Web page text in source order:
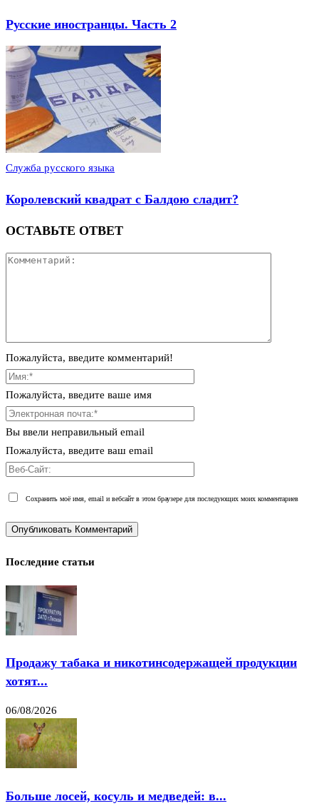
Русские иностранцы. Часть 2
Служба русского языка
Королевский квадрат с Балдою сладит?
ОСТАВЬТЕ ОТВЕТ
Пожалуйста, введите комментарий!
Пожалуйста, введите ваше имя
Вы ввели неправильный email
Пожалуйста, введите ваш email
Сохранить моё имя, email и вебсайт в этом браузере для последующих моих комментариев
Последние статьи
Продажу табака и никотинсодержащей продукции
хотят...
06/08/2026
Больше лосей, косуль и медведей: в...